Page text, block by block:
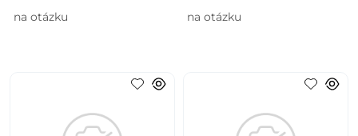
na otázku na otázku